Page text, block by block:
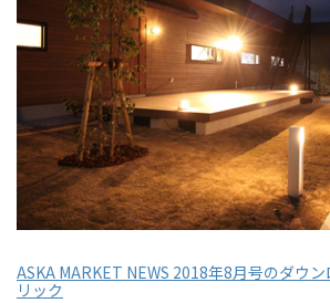
ASKA MARKET NEWS 2018年8月号のダウ
リック